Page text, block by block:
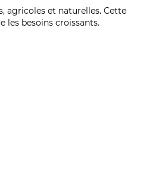
agricoles et naturelles. Cette
besoins croissants.